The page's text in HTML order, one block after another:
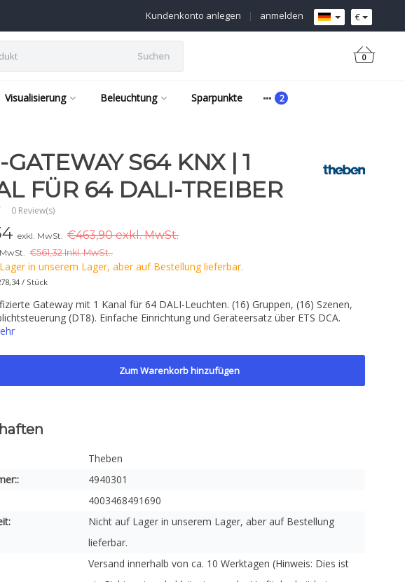
€
anmelden
|
Kundenkonto anlegen
Suchen 0
Visualisierung Beleuchtung Sparpunkte
S64 KNX | 1
FÜR 64 DALI-TREIBER
0 Review(s)
exkl. MwSt. €463,90 exkl. MwSt.
€561,32 Inkl. MwSt..
in unserem Lager, aber auf Bestellung lieferbar.
/ Stück
Gateway mit 1 Kanal für 64 DALI-Leuchten. (16) Gruppen, (16) Szenen,
(DT8). Einfache Einrichtung und Geräteersatz über ETS DCA.
Zum Warenkorb hinzufügen
Theben
4940301
4003468491690
Nicht auf Lager in unserem Lager, aber auf Bestellung
lieferbar.
Versand innerhalb von ca. 10 Werktagen (Hinweis: Dies ist